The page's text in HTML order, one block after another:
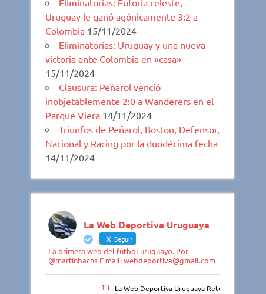
Uruguay le ganó agónicamente 3:2 a
Colombia 15/11/2024
Eliminatorias: Uruguay y una nueva
victoria ante Colombia en «casa»
15/11/2024
Clausura: Peñarol venció
inobjetablemente 2:0 a Wanderers en el
Parque Viera 14/11/2024
Triunfos de Peñarol, Boston, Defensor,
Nacional y Racing por la duodécima fecha
14/11/2024
La Web Deportiva Uruguaya
Seguir
La primera web del fútbol uruguayo. Por
@martinbachs E mail: webdeportiva@gmail.com
La Web Deportiva Uruguaya Retuiteado